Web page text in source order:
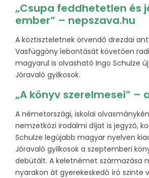
„Csupa feddhetetlen és
ember” – nepszava.hu
A köztiszteletnek örvendő drezdai
Vasfüggöny lebontását követően
magyarul is olvasható Ingo Schulze
Jóravaló gyilkosok.
„A könyv szerelmesei” –
A németországi, iskolai
nemzetközi irodalmi díjat is jegyző,
Schulze legújabb magyar nyelven
Jóravaló gyilkosok a szeptemberi
debütált. A keletnémet származása
nyarakon át gyerekeskedő író szinte